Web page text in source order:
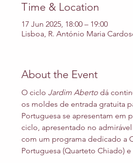
Time & Location
17 Jun 2025, 18:00 – 19:00
Lisboa, R. António Maria
About the Event
O ciclo Jardim Aberto dá
os moldes de entrada gratuita
Portuguesa se apresentam em
ciclo, apresentado no
com um programa dedicado a
Portuguesa (Quarteto Chiado)